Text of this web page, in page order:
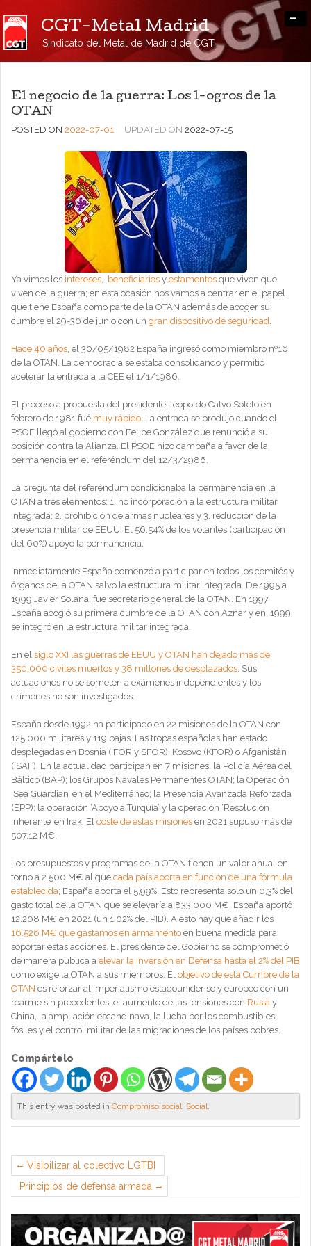
CGT-Metal Madrid
Sindicato del Metal de Madrid de CGT
-
El negocio de la guerra: Los l-ogros de la
OTAN
POSTED ON 2022-07-01 UPDATED ON 2022-07-15
Ya vimos los intereses, beneficiarios y estamentos que viven que
viven de la guerra; en esta ocasión nos vamos a centrar en el papel
que tiene España como parte de la OTAN además de acoger su
cumbre el 29-30 de junio con un gran dispositivo de seguridad.
Hace 40 años, el 30/05/1982 España ingresó como miembro nº16
de la OTAN. La democracia se estaba consolidando y permitió
acelerar la entrada a la CEE el 1/1/1986.
El proceso a propuesta del presidente Leopoldo Calvo Sotelo en
febrero de 1981 fué muy rápido. La entrada se produjo cuando el
PSOE llegó al gobierno con Felipe González que renunció a su
posición contra la Alianza. El PSOE hizo campaña a favor de la
permanencia en el referéndum del 12/3/2986.
La pregunta del referéndum condicionaba la permanencia en la
OTAN a tres elementos: 1. no incorporación a la estructura militar
integrada; 2. prohibición de armas nucleares y 3. reducción de la
presencia militar de EEUU. El 56,54% de los votantes (participación
del 60%) apoyó la permanencia.
Inmediatamente España comenzó a participar en todos los comités y
órganos de la OTAN salvo la estructura militar integrada. De 1995 a
1999 Javier Solana, fue secretario general de la OTAN. En 1997
España acogió su primera cumbre de la OTAN con Aznar y en 1999
se integró en la estructura militar integrada.
En el siglo XXI las guerras de EEUU y OTAN han dejado más de
350.000 civiles muertos y 38 millones de desplazados. Sus
actuaciones no se someten a exámenes independientes y los
crímenes no son investigados.
España desde 1992 ha participado en 22 misiones de la OTAN con
125.000 militares y 119 bajas. Las tropas españolas han estado
desplegadas en Bosnia (IFOR y SFOR), Kosovo (KFOR) o Afganistán
(ISAF). En la actualidad participan en 7 misiones: la Policía Aérea del
Báltico (BAP); los Grupos Navales Permanentes OTAN; la Operación
‘Sea Guardian’ en el Mediterráneo; la Presencia Avanzada Reforzada
(EPP); la operación ‘Apoyo a Turquía’ y la operación ‘Resolución
inherente’ en Irak. El coste de estas misiones en 2021 supuso más de
507,12 M€.
Los presupuestos y programas de la OTAN tienen un valor anual en
torno a 2.500 M€ al que cada país aporta en función de una fórmula
establecida; España aporta el 5,99%. Esto representa solo un 0,3% del
gasto total de la OTAN que se elevaría a 833.000 M€. España aportó
12.208 M€ en 2021 (un 1,02% del PIB). A esto hay que añadir los
16.526 M€ que gastamos en armamento en buena medida para
soportar estas acciones. El presidente del Gobierno se comprometió
de manera pública a elevar la inversión en Defensa hasta el 2% del PIB
como exige la OTAN a sus miembros. El objetivo de esta Cumbre de la
OTAN es reforzar al imperialismo estadounidense y europeo con un
rearme sin precedentes, el aumento de las tensiones con Rusia y
China, la ampliación escandinava, la lucha por los combustibles
fósiles y el control militar de las migraciones de los países pobres.
Compártelo
This entry was posted in Compromiso social, Social.
Visibilizar al colectivo LGTBI
Principios de defensa armada